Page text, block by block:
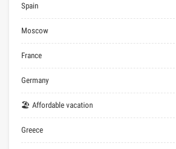
Spain
Moscow
France
Germany
🏖 Affordable vacation
Greece